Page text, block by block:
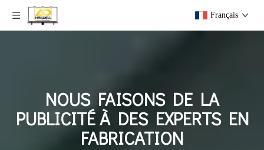
Français
NOUS FAISONS DE LA
PUBLICITÉ À DES EXPERTS EN
FABRICATION